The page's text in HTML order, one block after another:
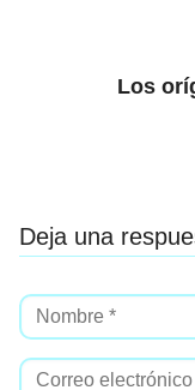
Los
Deja una